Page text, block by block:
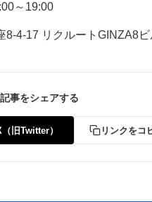
～19:00
4-17 リクルートGINZA8ビ
事をシェアする
旧Twitter） リンクをコ